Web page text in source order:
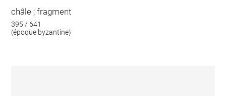
châle ; fragment
395 / 641
(époque byzantine)